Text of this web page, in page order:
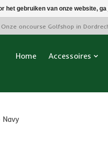
oncourse Golfshop in
Home Accessoires
het gebruiken van onze website,